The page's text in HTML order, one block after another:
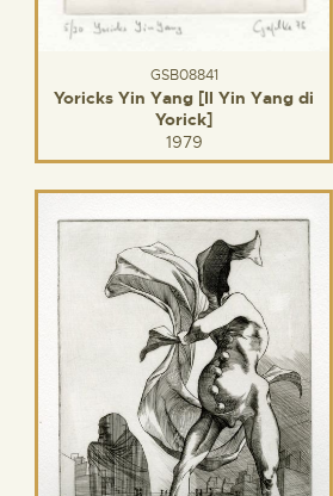
GSB08841
Yoricks Yin Yang [Il Yin Yang di
Yorick]
1979